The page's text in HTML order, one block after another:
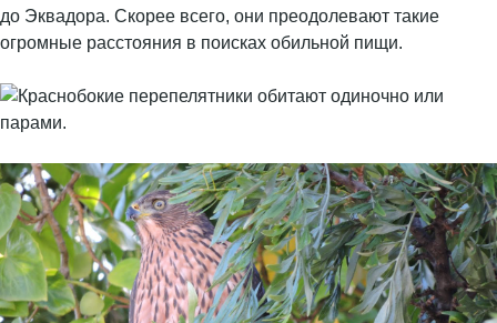
до Эквадора. Скорее всего, они преодолевают такие
огромные расстояния в поисках обильной пищи.